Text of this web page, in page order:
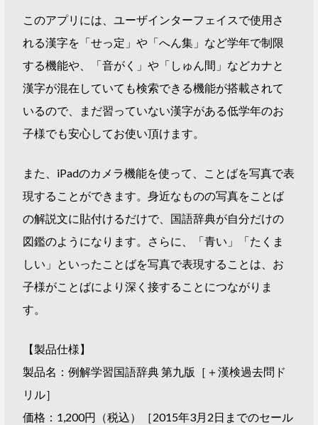
このアプリには、ユーザインターフェイスで使用さ
れる漢字を「せっ定」や「へん集」など学年で制限
する機能や、「音がく」や「しゅん間」などカナと
漢字が混在していても検索できる機能が搭載されて
いるので、まだ習っていない漢字がある低学年のお
子様でも安心してお使い頂けます。
また、iPadのカメラ機能を使って、ことばを写真で表
現することができます。身近なものの写真をことば
の解説文に貼付けるだけで、国語辞典が自分だけの
図鑑のようになります。さらに、「青い」「たくま
しい」といったことばを写真で表現することは、お
子様がことばにより深く接することにつながりま
す。
【製品仕様】
製品名：例解学習国語辞典 第九版［＋漢検過去問ド
リル］
価格：1,200円（税込）［2015年3月2日までのセール